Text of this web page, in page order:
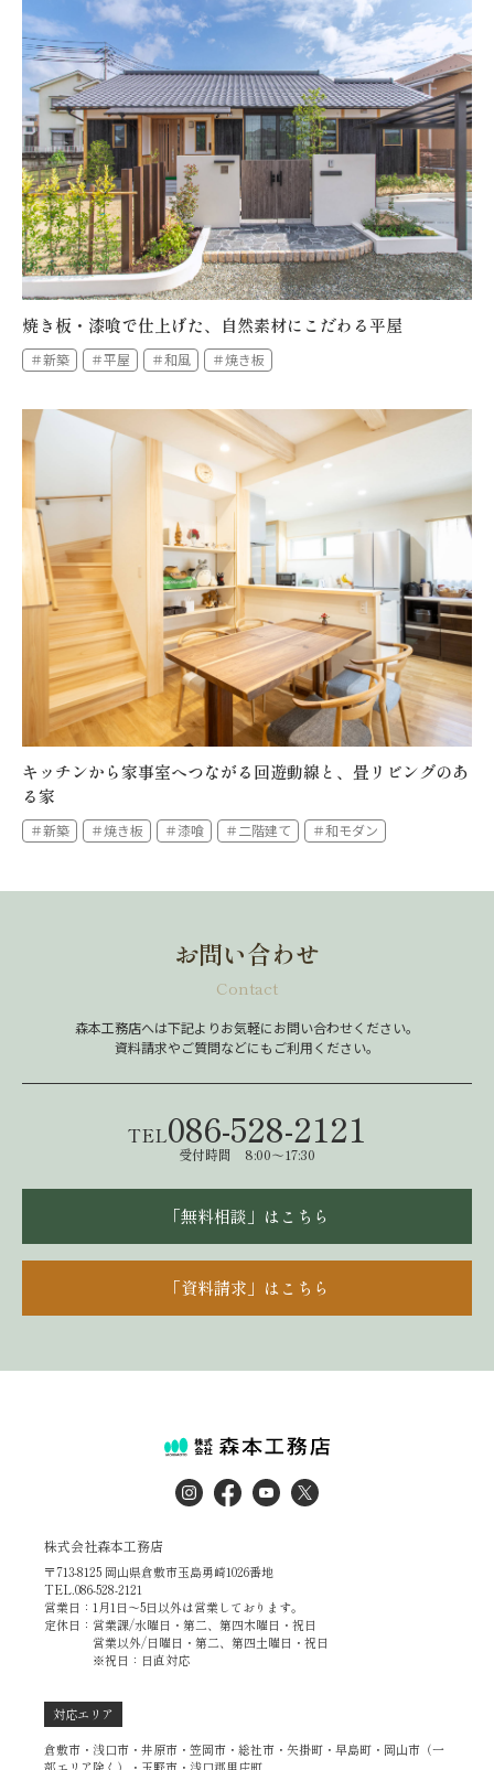
焼き板・漆喰で仕上げた、自然素材にこだわる平屋
＃新築 ＃平屋 ＃和風 ＃焼き板
キッチンから家事室へつながる回遊動線と、畳リビングのあ
る家
＃新築 ＃焼き板 ＃漆喰 ＃二階建て ＃和モダン
お問い合わせ
Contact
森本工務店へは下記よりお気軽にお問い合わせください。
資料請求やご質問などにもご利用ください。
TEL086-528-2121
受付時間 8:00～17:30
「無料相談」はこちら
「資料請求」はこちら
株式会社森本工務店
〒713-8125 岡山県倉敷市玉島勇崎1026番地
TEL.086-528-2121
営業日：1月1日～5日以外は営業しております。
定休日：営業課/水曜日・第二、第四木曜日・祝日
営業以外/日曜日・第二、第四土曜日・祝日
※祝日：日直対応
対応エリア
倉敷市・浅口市・井原市・笠岡市・総社市・矢掛町・早島町・岡山市（一